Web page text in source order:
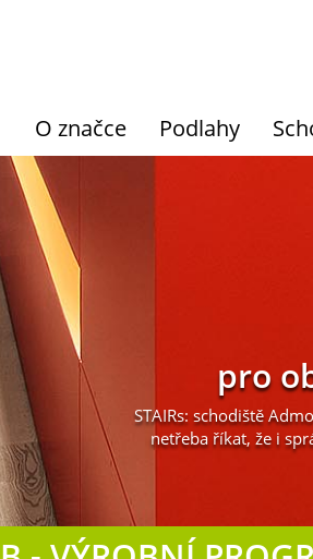
O značce Podlahy
pro
STAIRs: schodiště
netřeba říkat, že i